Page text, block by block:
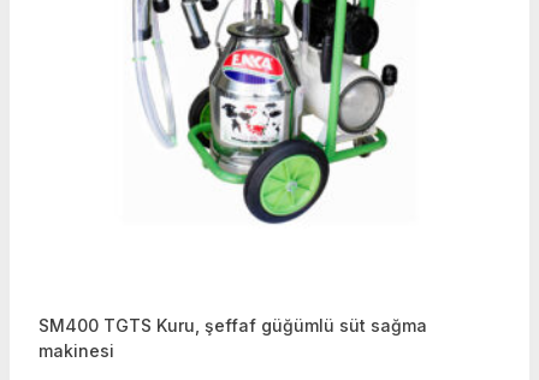
SM400 TGTS Kuru, şeffaf güğümlü süt sağma
makinesi